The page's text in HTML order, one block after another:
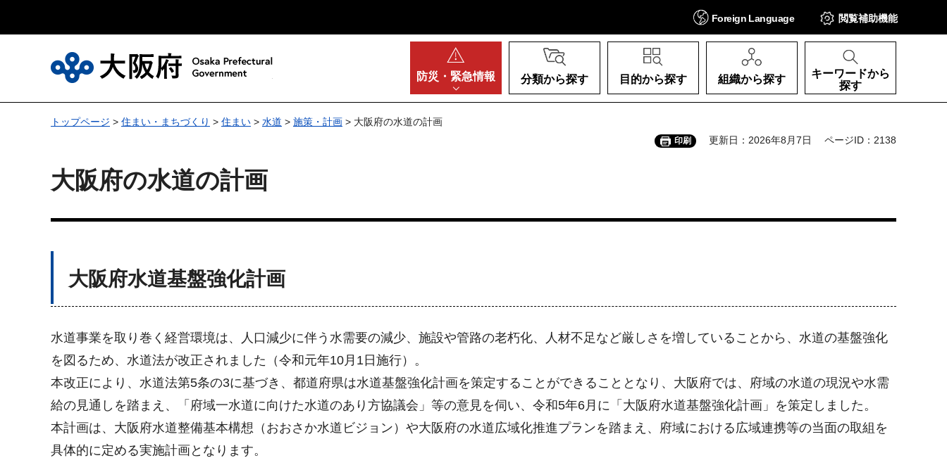
Foreign Language 閲覧補助機能
防災・ 緊急情報 分類から探す 目的から探す 組織から探す
キーワードから
探す
トップページ > 住まい・まちづくり > 住まい > 水道 > 施策・計画 > 大阪府の水道の計画
印刷 更新日：2026年8月7日 ページID：2138
大阪府の水道の計画
大阪府水道基盤強化計画
水道事業を取り巻く経営環境は、人口減少に伴う水需要の減少、施設や管路の老朽化、人材不足など厳しさを増していることから、水道の基盤強化
を図るため、水道法が改正されました（令和元年10月1日施行）。
本改正により、水道法第5条の3に基づき、都道府県は水道基盤強化計画を策定することができることとなり、大阪府では、府域の水道の現況や水需
給の見通しを踏まえ、「府域一水道に向けた水道のあり方協議会」等の意見を伺い、令和5年6月に「大阪府水道基盤強化計画」を策定しました。
本計画は、大阪府水道整備基本構想（おおさか水道ビジョン）や大阪府の水道広域化推進プランを踏まえ、府域における広域連携等の当面の取組を
具体的に定める実施計画となります。